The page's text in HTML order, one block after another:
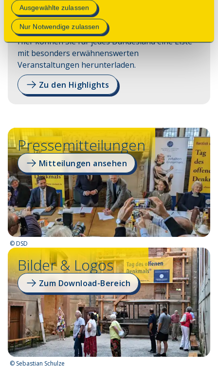
Mehr Informationen finden Sie in unserer
Datenschutzerklärung.
Ausgewählte zulassen
Nur Notwendige zulassen
Die Programm-Highlights 2026
Hier können Sie für jedes Bundesland eine Liste
mit besonders erwähnenswerten
Veranstaltungen herunterladen.
Zu den Highlights
Pressemitteilungen
Mitteilungen ansehen
©DSD
Bilder & Logos
Zum Download-Bereich
© Sebastian Schulze